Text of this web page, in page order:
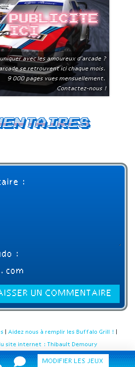
publicite
ici
avec les amoureux d'arcade ?
se retrouvent ici chaque mois.
9 000 pages vues mensuellement.
Contactez-nous !
Aidez nous à remplir les Buffalo Grill !
site internet : Thibault Demoury
MODIFIER LES JEUX